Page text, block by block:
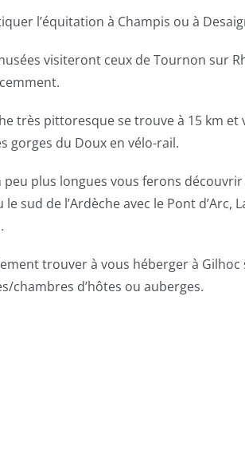
l’équitation à Champis ou à
visiteront ceux de Tournon sur
très pittoresque se trouve à 15 km
gorges du Doux en vélo-rail.
plus longues vous ferons
sud de l’Ardèche avec le Pont d’Arc,
trouver à vous héberger à
chambres d’hôtes ou auberges.